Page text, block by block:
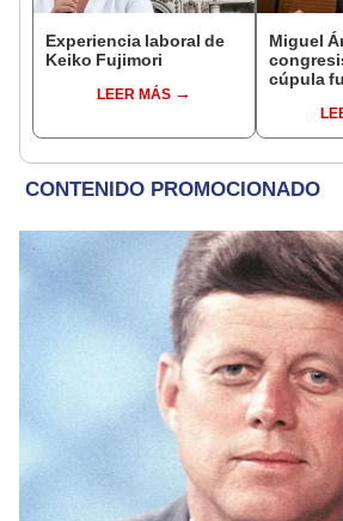
Experiencia laboral de
Keiko Fujimori
LEER MÁS
Miguel
cúpula
del